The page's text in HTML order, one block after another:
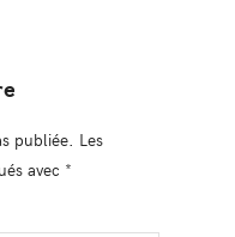
publiée. Les
avec *